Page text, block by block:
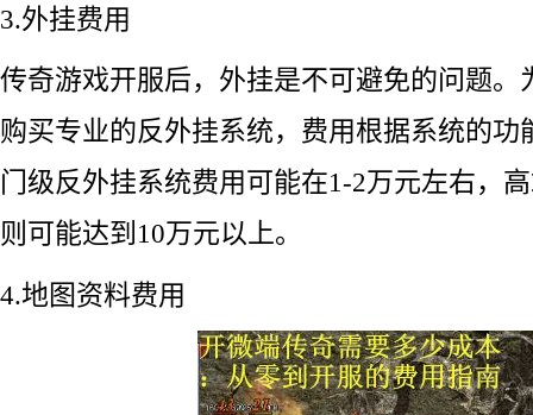
3.外挂费用
传奇游戏开服后，外挂是不可避免的问题。
购买专业的反外挂系统，费用根据系统的功
门级反外挂系统费用可能在1-2万元左右，
则可能达到10万元以上。
4.地图资料费用